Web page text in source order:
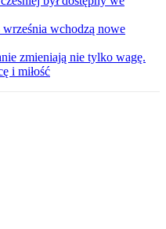
wchodzą nowe
zmieniają nie tylko wagę.
i miłość